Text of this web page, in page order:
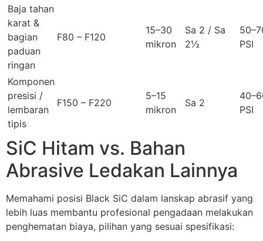
Baja tahan
karat &
bagian
paduan
ringan
F80 – F120
15–30
mikron
Sa 2 / Sa
2½
PSI
Komponen
presisi /
lembaran
tipis
F150 – F220
5–15
mikron
Sa 2
PSI
SiC Hitam vs. Bahan
Abrasive Ledakan Lainnya
Memahami posisi Black SiC dalam lanskap abrasif yang
lebih luas membantu profesional pengadaan melakukan
penghematan biaya, pilihan yang sesuai spesifikasi: